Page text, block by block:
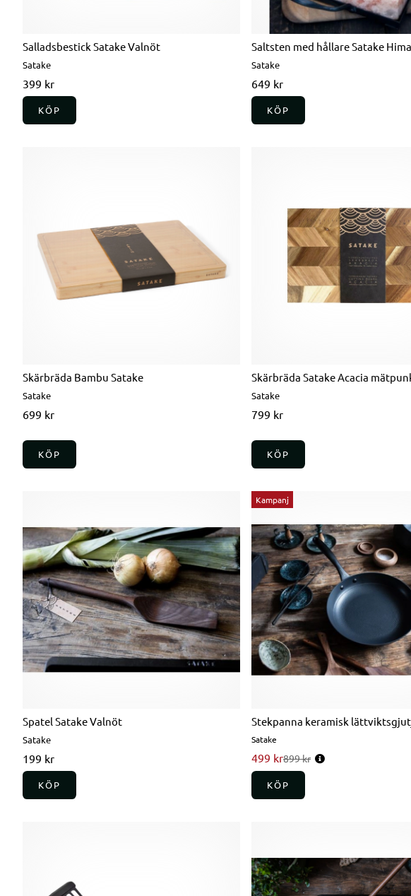
Salladsbestick Satake Valnöt
Satake
399 kr
KÖP
Saltsten med hållare Satake
Satake
649 kr
KÖP
Skärbräda Bambu Satake
Satake
699 kr
KÖP
Skärbräda Satake Acacia
Satake
799 kr
KÖP
Spatel Satake Valnöt
Satake
199 kr
KÖP
Kampanj
Stekpanna keramisk
Satake
499 kr
Ordinarie pris:
899 kr
KÖP